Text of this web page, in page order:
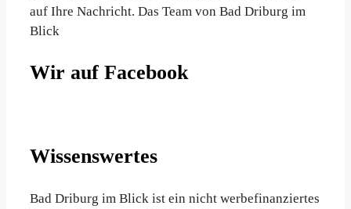
auf Ihre Nachricht. Das Team von Bad Driburg im
Blick
Wir auf Facebook
Wissenswertes
Bad Driburg im Blick ist ein nicht werbefinanziertes